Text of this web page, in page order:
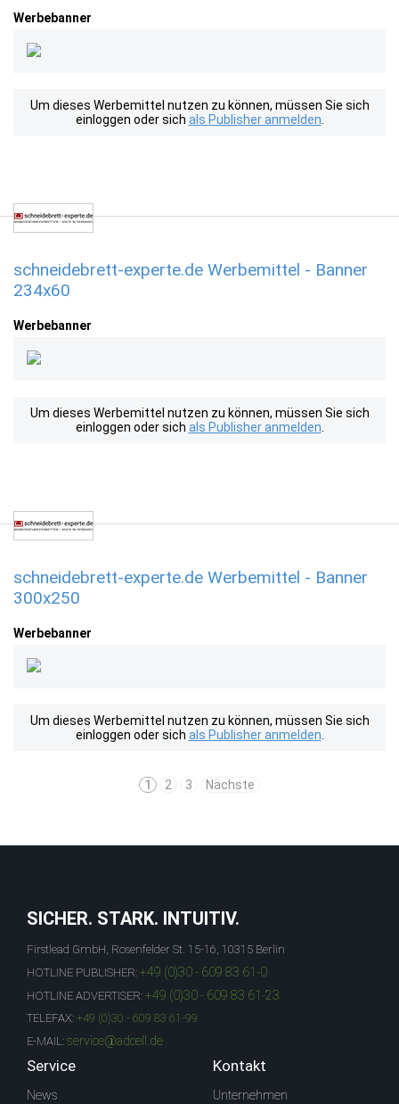
Werbebanner
Um dieses Werbemittel nutzen zu können, müssen Sie sich
einloggen oder sich als Publisher anmelden
schneidebrett-experte.de Werbemittel - Banner
234x60
Werbebanner
Um dieses Werbemittel nutzen zu können, müssen Sie sich
einloggen oder sich als Publisher anmelden
schneidebrett-experte.de Werbemittel - Banner
300x250
Werbebanner
Um dieses Werbemittel nutzen zu können, müssen Sie sich
einloggen oder sich als Publisher anmelden
1 2 3 Nächste
SICHER. STARK. INTUITIV.
Firstlead GmbH, Rosenfelder St. 15-16, 10315 Berlin
HOTLINE PUBLISHER: +49 (0)30 - 609 83 61-0
HOTLINE ADVERTISER: +49 (0)30 - 609 83 61-23
TELEFAX: +49 (0)30 - 609 83 61-99
E-MAIL: service@adcell.de
Service
News
Kontakt
Unternehmen